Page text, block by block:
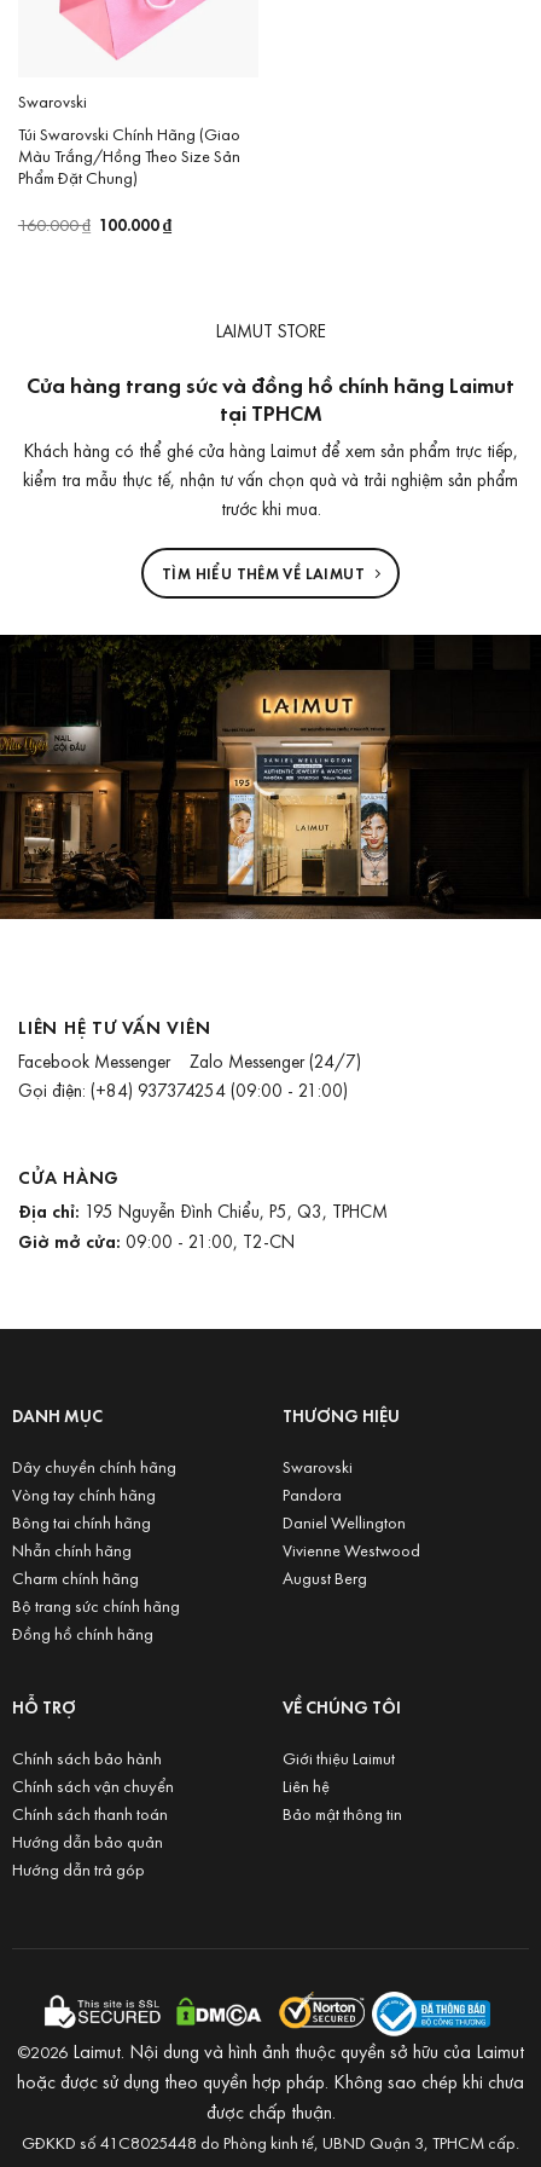
Swarovski
Túi Swarovski Chính Hãng (Giao
Màu Trắng/Hồng Theo Size Sản
Phẩm Đặt Chung)
160.000₫ Giá
100.000₫
LAIMUT STORE
Cửa hàng trang sức và đồng hồ chính hãng Laimut
tại TPHCM
Khách hàng có thể ghé cửa hàng Laimut để xem sản phẩm trực tiếp,
kiểm tra mẫu thực tế, nhận tư vấn chọn quà và trải nghiệm sản phẩm
trước khi mua.
TÌM HIỂU THÊM VỀ LAIMUT
LIÊN HỆ TƯ VẤN VIÊN
Facebook Messenger Zalo Messenger(24/7)
Gọi điện: (+84) 937374254(09:00 - 21:00)
CỬA HÀNG
Địa chỉ: 195 Nguyễn Đình Chiểu, P5, Q3, TPHCM
Giờ mở cửa: 09:00 - 21:00, T2-CN
DANH MỤC
Dây chuyền chính hãng
Vòng tay chính hãng
Bông tai chính hãng
Nhẫn chính hãng
Charm chính hãng
Bộ trang sức chính hãng
Đồng hồ chính hãng
THƯƠNG HIỆU
Swarovski
Pandora
Daniel Wellington
Vivienne Westwood
August Berg
HỖ TRỢ
Chính sách bảo hành
Chính sách vận chuyển
Chính sách thanh toán
Hướng dẫn bảo quản
Hướng dẫn trả góp
VỀ CHÚNG TÔI
Giới thiệu Laimut
Liên hệ
Bảo mật thông tin
©2026 Laimut. Nội dung và hình ảnh thuộc quyền sở hữu của Laimut
hoặc được sử dụng theo quyền hợp pháp. Không sao chép khi chưa
được chấp thuận.
GĐKKD số 41C8025448 do Phòng kinh tế, UBND Quận 3, TPHCM cấp.